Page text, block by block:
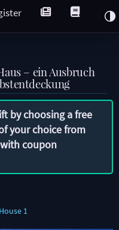
– ein Ausbruch
by choosing a free
your choice from
coupon
House 1